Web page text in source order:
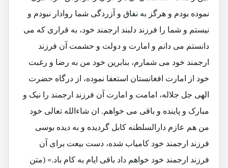
نموده بودم و هرگز به نفاق و آزردگی شما روادار نبودم و
نیستم و شما را فرزند دلبند ارجمند خود، به قراری که می
دانستم می دانم و امارت و دولت و حشمت آن فرزند
ارجمند خود می شمارم، بنابرین خود من به رضا و رغبت
خود از امارت افغانستان استعفا نموده، از درگاه حضرت
الهی جل جلاله، امامت و امارت آن فرزند ارجمند را نیک و
مبارک و پاینده و باقی می خواهم. ان شاءالله تعالی خود
من هم عازم دارالسلطنه کابل گردیده و به دیده بوسی
فرزند ارجمند خود کامیاب شده، دست بیعت برای آن
فرزند ارجمند خود خواهم داد باقی ایام به کام باد.» (متن